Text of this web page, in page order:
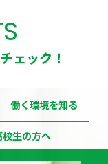
考（９年度採
。
セミナーのアーカ
ェック！
働く環境を知る
校生の方へ